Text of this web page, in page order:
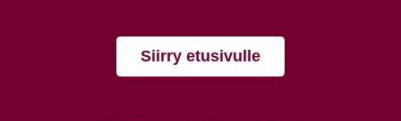
Siirry etusivulle